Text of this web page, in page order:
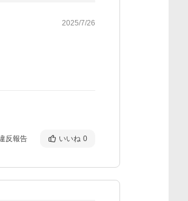
2025/7/26
反報告 いいね 0